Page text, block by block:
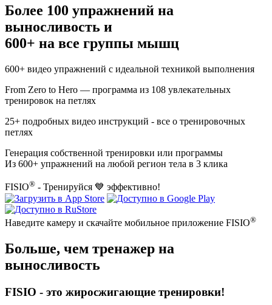
Более 100 упражнений на
выносливость и
600+ на все группы мышц
600+ видео упражнений с идеальной техникой выполнения
From Zero to Hero — программа из 108 увлекательных
тренировок на петлях
25+ подробных видео инструкций - все о тренировочных
петлях
Генерация собственной тренировки или программы
Из 600+ упражнений на любой регион тела в 3 клика
FISIO® - Тренируйся 💙 эффективно!
Наведите камеру и скачайте мобильное приложение FISIO®
Больше, чем тренажер на
выносливость
FISIO - это жиросжигающие тренировки!